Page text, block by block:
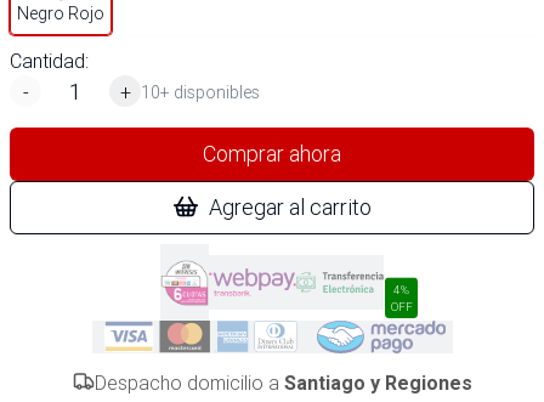
Negro Rojo
Cantidad:
-
+ 10+ disponibles
Comprar ahora
Agregar al carrito
4%
OFF
Despacho domicilio a Santiago y Regiones